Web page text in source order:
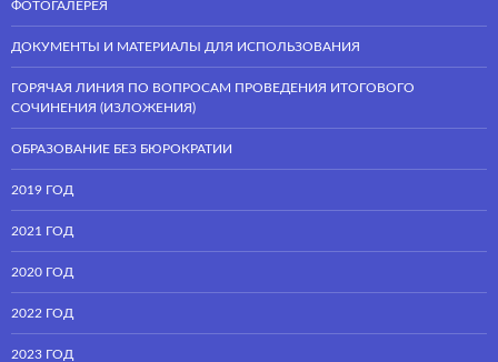
ФОТОГАЛЕРЕЯ
ДОКУМЕНТЫ И МАТЕРИАЛЫ ДЛЯ ИСПОЛЬЗОВАНИЯ
ГОРЯЧАЯ ЛИНИЯ ПО ВОПРОСАМ ПРОВЕДЕНИЯ ИТОГОВОГО
СОЧИНЕНИЯ (ИЗЛОЖЕНИЯ)
ОБРАЗОВАНИЕ БЕЗ БЮРОКРАТИИ
2019 ГОД
2021 ГОД
2020 ГОД
2022 ГОД
2023 ГОД